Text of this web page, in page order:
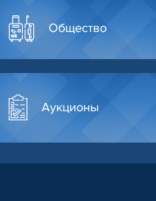
Общество
Аукционы